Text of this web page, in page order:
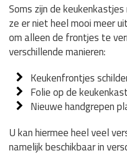
Soms zijn de
ze er niet heel mooi meer
om alleen de frontjes te
verschillende manieren:
Keukenfrontjes
Folie op de
Nieuwe handgrepen
U kan hiermee heel veel
namelijk beschikbaar in